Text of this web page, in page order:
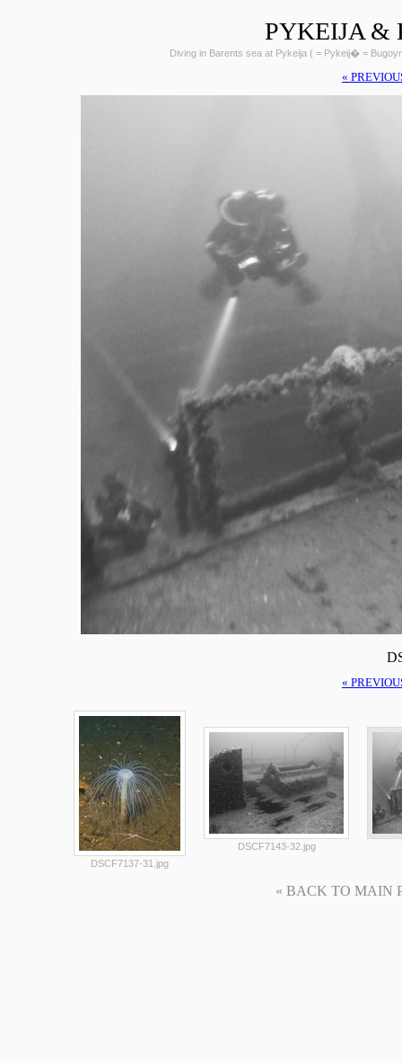
PYKEIJA &
Diving in Barents sea at Pykeija ( = Pykeij� =
«
«
DSCF7137-31.jpg
DSCF7143-32.jpg
« BACK TO MAIN